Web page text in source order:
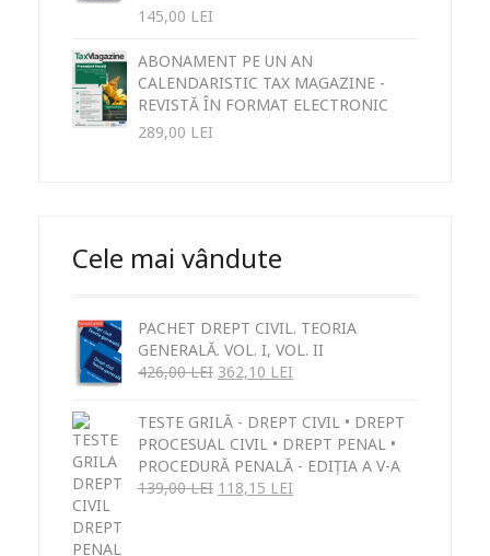
145,00 LEI
ABONAMENT PE UN AN
CALENDARISTIC TAX MAGAZINE -
REVISTĂ ÎN FORMAT ELECTRONIC
289,00 LEI
Cele mai vândute
PACHET DREPT CIVIL. TEORIA
GENERALĂ. VOL. I, VOL. II
426,00LEI 362,10 LEI
TESTE GRILĂ - DREPT CIVIL • DREPT
PROCESUAL CIVIL • DREPT PENAL •
PROCEDURĂ PENALĂ - EDIȚIA A V-A
139,00LEI 118,15 LEI